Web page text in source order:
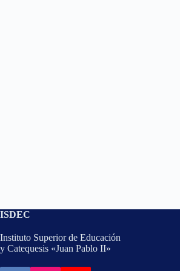
ISDEC
Instituto Superior de Educación
y Catequesis «Juan Pablo II»